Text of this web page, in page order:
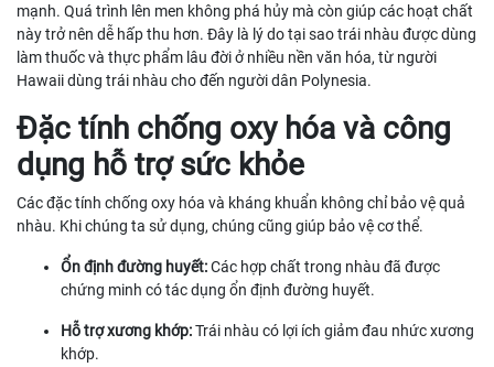
mạnh. Quá trình lên men không phá hủy mà còn giúp các hoạt chất
này trở nên dễ hấp thu hơn. Đây là lý do tại sao trái nhàu được dùng
làm thuốc và thực phẩm lâu đời ở nhiều nền văn hóa, từ người
Hawaii dùng trái nhàu cho đến người dân Polynesia.
Đặc tính chống oxy hóa và công
dụng hỗ trợ sức khỏe
Các đặc tính chống oxy hóa và kháng khuẩn không chỉ bảo vệ quả
nhàu. Khi chúng ta sử dụng, chúng cũng giúp bảo vệ cơ thể.
Ổn định đường huyết:Các hợp chất trong nhàu đã được
chứng minh có tác dụng ổn định đường huyết.
Hỗ trợ xương khớp:Trái nhàu có lợi ích giảm đau nhức xương
khớp.